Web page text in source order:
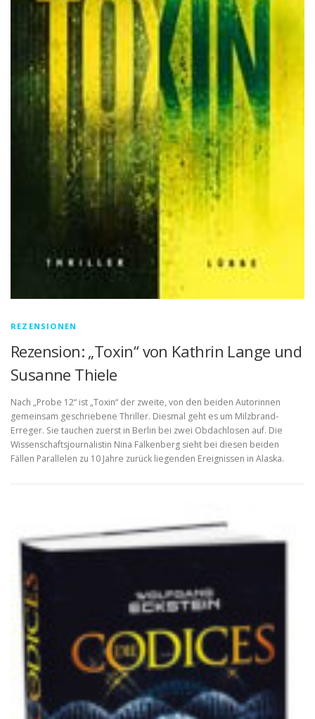
REZENSIONEN
Rezension: „Toxin“ von Kathrin Lange und
Susanne Thiele
Nach „Probe 12“ ist „Toxin“ der zweite, von den beiden Autorinnen
gemeinsam geschriebene Thriller. Diesmal geht es um Milzbrand-
Erreger. Sie tauchen zuerst in Berlin bei zwei Obdachlosen auf. Die
Wissenschaftsjournalistin Nina Falkenberg sieht bei diesen beiden
Fällen Parallelen zu 10 Jahre zurück liegenden Ereignissen in Alaska.